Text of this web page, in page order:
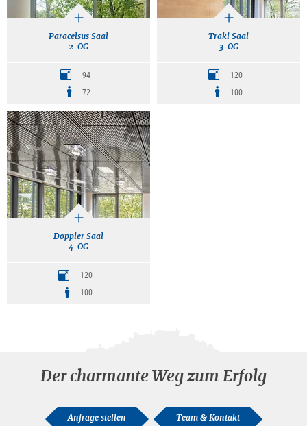
Paracelsus Saal
2. OG
94
72
Trakl Saal
3. OG
120
100
Doppler Saal
4. OG
120
100
Der charmante Weg zum Erfolg
Anfrage stellen Team & Kontakt